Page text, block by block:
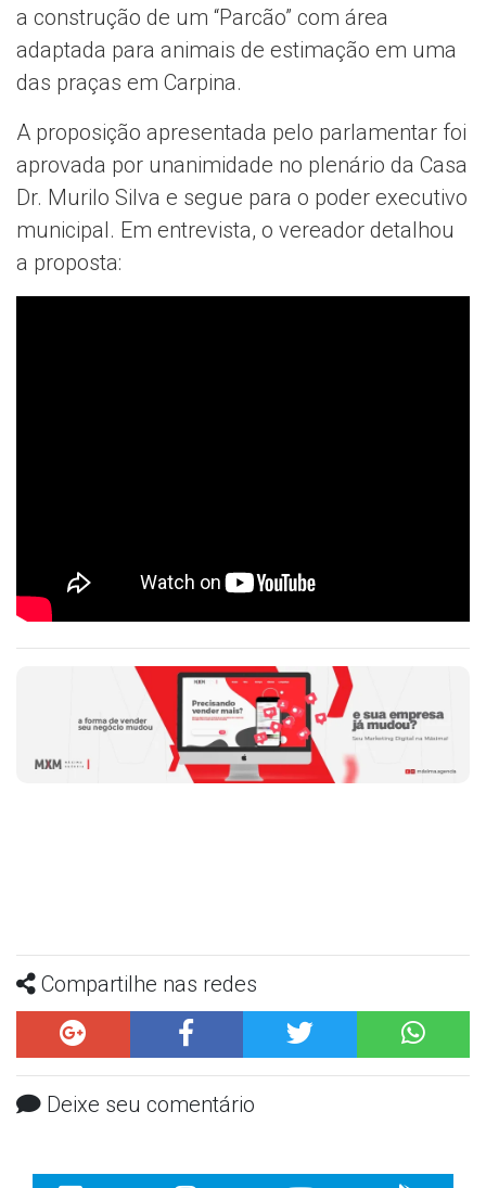
a construção de um “Parcão” com área
adaptada para animais de estimação em uma
das praças em Carpina.
A proposição apresentada pelo parlamentar foi
aprovada por unanimidade no plenário da Casa
Dr. Murilo Silva e segue para o poder executivo
municipal. Em entrevista, o vereador detalhou
a proposta:
Compartilhe nas redes
Deixe seu comentário